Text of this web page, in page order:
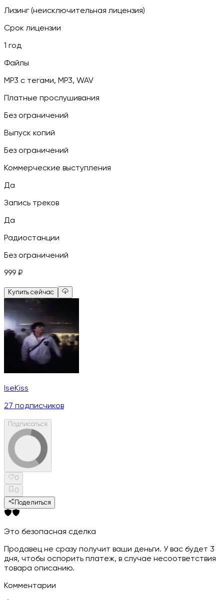
Лизинг (неисключительная лицензия)
Срок лицензии
1 год
Файлы
MP3 c тегами, MP3, WAV
Платные прослушивания
Без ограничений
Выпуск копий
Без ограничений
Коммерческие выступления
Да
Запись треков
Да
Радиостанции
Без ограничений
999 ₽
Купить сейчас
IseKiss
27 подписчиков
Подписаться
0
0
Поделиться
Это безопасная сделка
Продавец не сразу получит ваши деньги. У вас будет 3
дня, чтобы оспорить платеж, в случае несоответствия
товара описанию.
Комментарии